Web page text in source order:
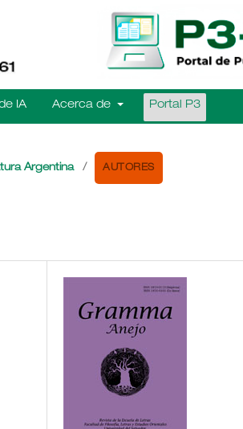
IA Acerca de Portal P3
Argentina / AUTORES